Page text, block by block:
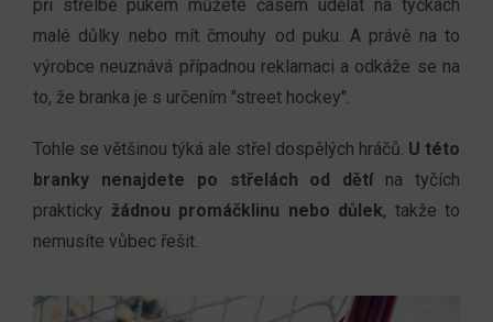
při střelbě pukem můžete časem udělat na tyčkách
malé důlky nebo mít čmouhy od puku. A právě na to
výrobce neuznává případnou reklamaci a odkáže se na
to, že branka je s určením "street hockey".
Tohle se většinou týká ale střel dospělých hráčů. U této
branky nenajdete po střelách od dětí na tyčích
prakticky žádnou promáčklinu nebo důlek, takže to
nemusíte vůbec řešit.